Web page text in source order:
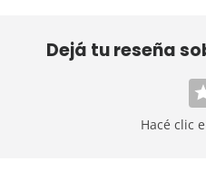
Dejá tu reseña
Hacé clic